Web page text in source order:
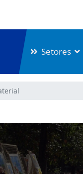
Setores